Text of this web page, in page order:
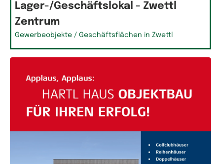
Lager-/Geschäftslokal - Zwettl
Zentrum
Gewerbeobjekte / Geschäftsflächen in Zwettl